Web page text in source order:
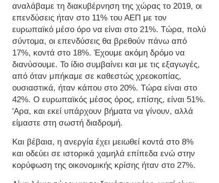
αναλάβαμε τη διακυβέρνηση της χώρας το 2019, οι
επενδύσεις ήταν στο 11% του ΑΕΠ με τον
ευρωπαϊκό μέσο όρο να είναι στο 21%. Τώρα, πολύ
σύντομα, οι επενδύσεις θα βρεθούν πάνω από
17%, κοντά στο 18%. Έχουμε ακόμη δρόμο να
διανύσουμε. Το ίδιο συμβαίνει και με τις εξαγωγές,
από όταν μπήκαμε σε καθεστώς χρεοκοπίας,
ουσιαστικά, ήταν κάπου στο 20%. Τώρα είναι στο
42%. Ο ευρωπαϊκός μέσος όρος, επίσης, είναι 51%.
'Αρα, και εκεί υπάρχουν βήματα να γίνουν, αλλά
είμαστε στη σωστή διαδρομή.
Και βέβαια, η ανεργία έχει μειωθεί κοντά στο 8%
και οδεύει σε ιστορικά χαμηλά επίπεδα ενώ στην
κορύφωση της οικονομικής κρίσης ήταν στο 27%.